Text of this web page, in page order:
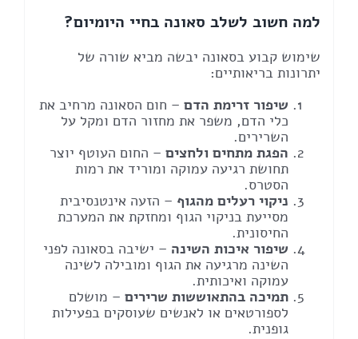
למה חשוב לשלב סאונה בחיי היומיום?
שימוש קבוע בסאונה יבשה מביא שורה של
יתרונות בריאותיים:
שיפור זרימת הדם– חום הסאונה מרחיב את
כלי הדם, משפר את מחזור הדם ומקל על
השרירים.
הפגת מתחים ולחצים– החום העוטף יוצר
תחושת רגיעה עמוקה ומוריד את רמות
הסטרס.
ניקוי רעלים מהגוף – הזעה אינטנסיבית
מסייעת בניקוי הגוף ומחזקת את המערכת
החיסונית.
שיפור איכות השינה – ישיבה בסאונה לפני
השינה מרגיעה את הגוף ומובילה לשינה
עמוקה ואיכותית.
תמיכה בהתאוששות שרירים– מושלם
לספורטאים או לאנשים שעוסקים בפעילות
גופנית.